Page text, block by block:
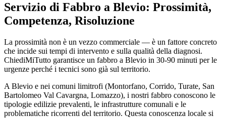
Servizio di Fabbro a Blevio: Prossimità,
Competenza, Risoluzione
La prossimità non è un vezzo commerciale — è un fattore concreto
che incide sui tempi di intervento e sulla qualità della diagnosi.
ChiediMiTutto garantisce un fabbro a Blevio in 30-90 minuti per le
urgenze perché i tecnici sono già sul territorio.
A Blevio e nei comuni limitrofi (Montorfano, Corrido, Turate, San
Bartolomeo Val Cavargna, Lomazzo), i nostri fabbro conoscono le
tipologie edilizie prevalenti, le infrastrutture comunali e le
problematiche ricorrenti del territorio. Questa conoscenza locale si